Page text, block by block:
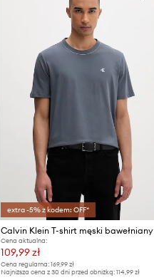
extra -5% z kodem: OFF*
Calvin Klein T-shirt męski bawełniany
Cena aktualna:
109,99 zł
Cena regularna:169,99 zł
Najniższa cena z 30 dni przed obniżką:114,99 zł